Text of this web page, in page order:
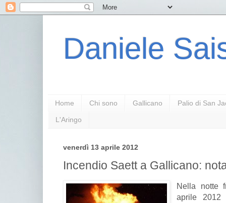
Daniele
Home Chi sono Gallicano Palio di San
L'Aringo
venerdì 13 aprile 2012
Incendio Saett a Gallicano:
Nella notte
aprile